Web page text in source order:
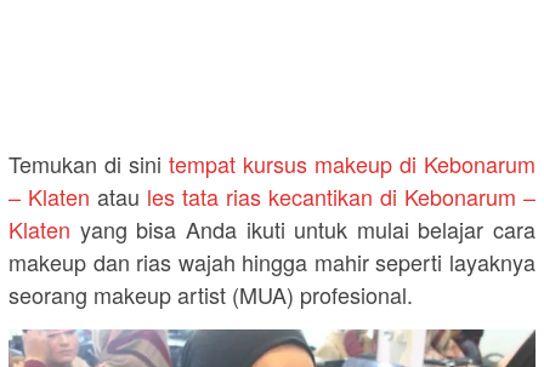
Temukan di sini tempat kursus makeup di Kebonarum
– Klaten atau les tata rias kecantikan di Kebonarum –
Klaten yang bisa Anda ikuti untuk mulai belajar cara
makeup dan rias wajah hingga mahir seperti layaknya
seorang makeup artist (MUA) profesional.